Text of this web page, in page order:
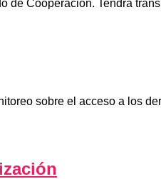
de Cooperación. Tendrá
sobre el acceso a los